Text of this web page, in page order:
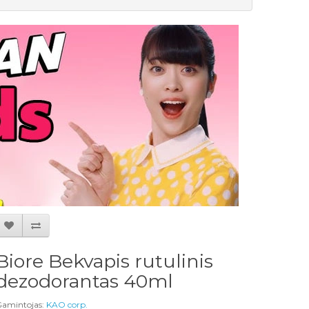
Bekvapis rutulinis
40ml
KAO corp.